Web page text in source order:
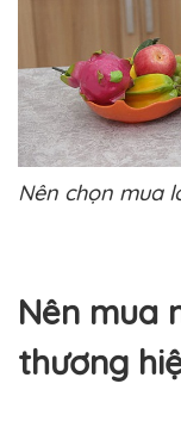
Nên chọn mua
Nên mua
thương